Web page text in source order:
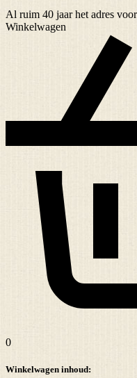
Al ruim 40 jaarhet adres
Winkelwagen
0
Winkelwagen inhoud: